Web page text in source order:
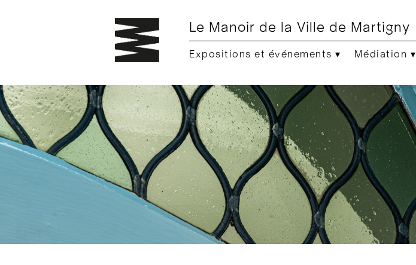
Le Manoir de la Ville de Martigny
Expositions et événements ▾ Médiation ▾